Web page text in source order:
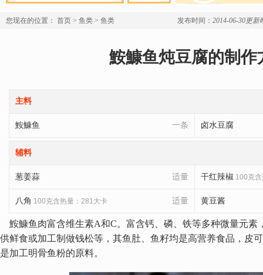
发布时间： 2014-06-30更新
您现在的位置： 首页 > 鱼类 > 鱼类
鮟鱇鱼炖豆腐的制作
主料
一条
鮟鱇鱼 卤水豆腐
辅料
适量
葱姜蒜 干红辣椒 100克
适量
八角 100克含热量：281大卡 黄豆酱
鮟鱇鱼肉富含维生素A和C。富含钙、磷、铁等多种微量元素
供鲜食或加工制做钱松等，其鱼肚、鱼籽均是高营养食品，皮
是加工明骨鱼粉的原料。